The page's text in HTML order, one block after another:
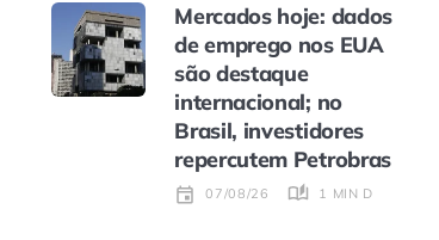
Mercados hoje: dados
de emprego nos EUA
são destaque
internacional; no
Brasil, investidores
repercutem Petrobras
07/08/26 1 MIN DE LEITURA